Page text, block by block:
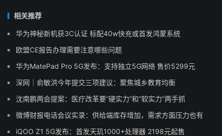
相关推荐
华为神秘新机获3C认证 标配40w快充或首发鸿蒙系统
欧盟CE报告办理需要注意哪些问题
华为MatePad Pro 5G发布：支持独立5G网络 售价5299元
深网｜俞敏洪今年提交三项建议：聚焦城乡教育均衡
沈南鹏两会提案：医疗改革要“硬实力”和“软实力”两手抓
微博财报电话会议实录：供给端库存增加，需求方面压力也有
iQOO Z1 5G发布：首发天玑1000+处理器 2198元起售